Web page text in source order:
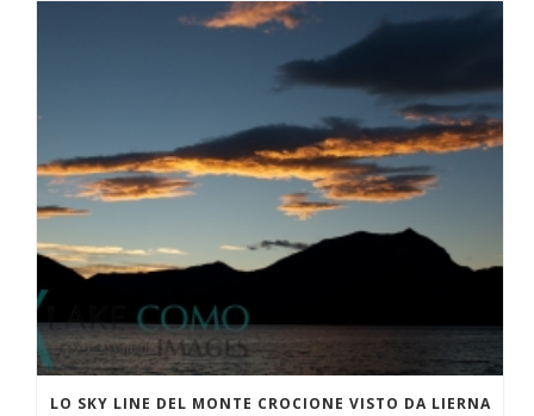
LO SKY LINE DEL MONTE CROCIONE VISTO DA LIERNA